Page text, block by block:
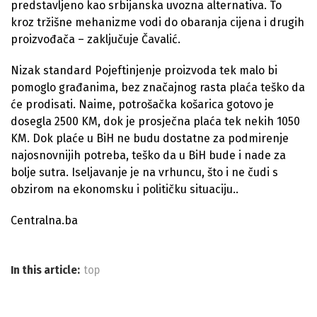
predstavljeno kao srbijanska uvozna alternativa. To
kroz tržišne mehanizme vodi do obaranja cijena i drugih
proizvođača – zaključuje Čavalić.
Nizak standard Pojeftinjenje proizvoda tek malo bi
pomoglo građanima, bez značajnog rasta plaća teško da
će prodisati. Naime, potrošačka košarica gotovo je
dosegla 2500 KM, dok je prosječna plaća tek nekih 1050
KM. Dok plaće u BiH ne budu dostatne za podmirenje
najosnovnijih potreba, teško da u BiH bude i nade za
bolje sutra. Iseljavanje je na vrhuncu, što i ne čudi s
obzirom na ekonomsku i političku situaciju..
Centralna.ba
In this article: top